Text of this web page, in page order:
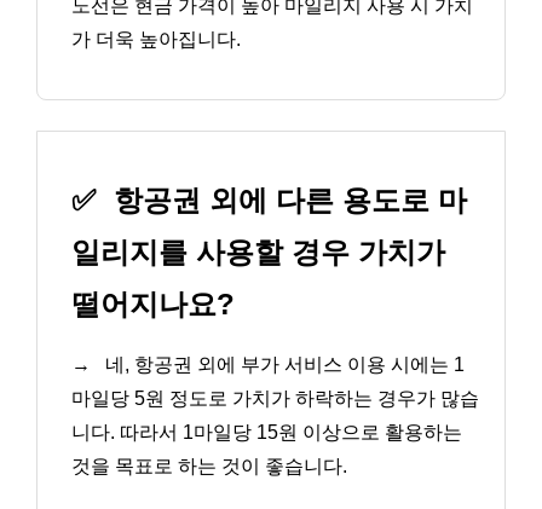
노선은 현금 가격이 높아 마일리지 사용 시 가치
가 더욱 높아집니다.
✅ 항공권 외에 다른 용도로 마
일리지를 사용할 경우 가치가
떨어지나요?
→
네, 항공권 외에 부가 서비스 이용 시에는 1
마일당 5원 정도로 가치가 하락하는 경우가 많습
니다. 따라서 1마일당 15원 이상으로 활용하는
것을 목표로 하는 것이 좋습니다.